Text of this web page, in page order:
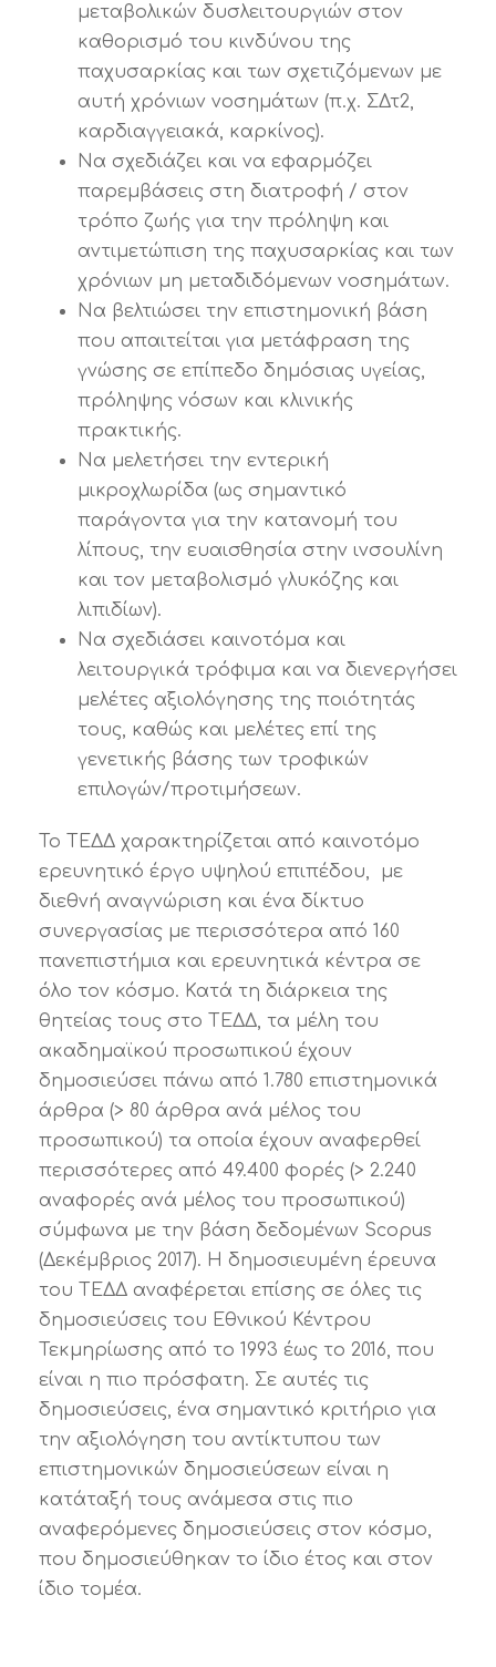
μεταβολικών δυσλειτουργιών στον
καθορισμό του κινδύνου της
παχυσαρκίας και των σχετιζόμενων με
αυτή χρόνιων νοσημάτων (π.χ. ΣΔτ2,
καρδιαγγειακά, καρκίνος).
Να σχεδιάζει και να εφαρμόζει
παρεμβάσεις στη διατροφή / στον
τρόπο ζωής για την πρόληψη και
αντιμετώπιση της παχυσαρκίας και των
χρόνιων μη μεταδιδόμενων νοσημάτων.
Να βελτιώσει την επιστημονική βάση
που απαιτείται για μετάφραση της
γνώσης σε επίπεδο δημόσιας υγείας,
πρόληψης νόσων και κλινικής
πρακτικής.
Να μελετήσει την εντερική
μικροχλωρίδα (ως σημαντικό
παράγοντα για την κατανομή του
λίπους, την ευαισθησία στην ινσουλίνη
και τον μεταβολισμό γλυκόζης και
λιπιδίων).
Να σχεδιάσει καινοτόμα και
λειτουργικά τρόφιμα και να διενεργήσει
μελέτες αξιολόγησης της ποιότητάς
τους, καθώς και μελέτες επί της
γενετικής βάσης των τροφικών
επιλογών/προτιμήσεων.
Το ΤΕΔΔ χαρακτηρίζεται από καινοτόμο
ερευνητικό έργο υψηλού επιπέδου, με
διεθνή αναγνώριση και ένα δίκτυο
συνεργασίας με περισσότερα από 160
πανεπιστήμια και ερευνητικά κέντρα σε
όλο τον κόσμο. Κατά τη διάρκεια της
θητείας τους στο ΤΕΔΔ, τα μέλη του
ακαδημαϊκού προσωπικού έχουν
δημοσιεύσει πάνω από 1.780 επιστημονικά
άρθρα (> 80 άρθρα ανά μέλος του
προσωπικού) τα οποία έχουν αναφερθεί
περισσότερες από 49.400 φορές (> 2.240
αναφορές ανά μέλος του προσωπικού)
σύμφωνα με την βάση δεδομένων Scopus
(Δεκέμβριος 2017). Η δημοσιευμένη έρευνα
του ΤΕΔΔ αναφέρεται επίσης σε όλες τις
δημοσιεύσεις του Εθνικού Κέντρου
Τεκμηρίωσης από το 1993 έως το 2016, που
είναι η πιο πρόσφατη. Σε αυτές τις
δημοσιεύσεις, ένα σημαντικό κριτήριο για
την αξιολόγηση του αντίκτυπου των
επιστημονικών δημοσιεύσεων είναι η
κατάταξή τους ανάμεσα στις πιο
αναφερόμενες δημοσιεύσεις στον κόσμο,
που δημοσιεύθηκαν το ίδιο έτος και στον
ίδιο τομέα.